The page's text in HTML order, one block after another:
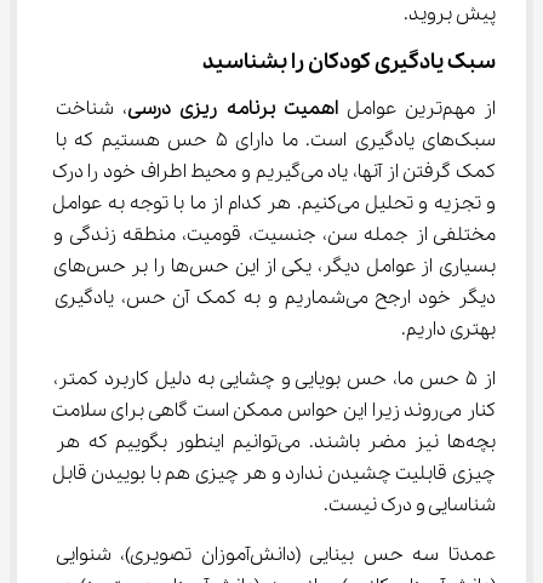
پیش بروید.
سبک یادگیری کودکان را بشناسید
از مهم‌ترین عوامل اهمیت برنامه ریزی درسی، شناخت
سبک‌های یادگیری است. ما دارای 5 حس هستیم که با
کمک گرفتن از آنها، یاد می‌گیریم و محیط اطراف خود را درک
و تجزیه و تحلیل می‌کنیم. هر کدام از ما با توجه به عوامل
مختلفی از جمله سن، جنسیت، قومیت، منطقه زندگی و
بسیاری از عوامل دیگر، یکی از این حس‌ها را بر حس‌های
دیگر خود ارجح می‌شماریم و به کمک آن حس، یادگیری
بهتری داریم.
از 5 حس ما، حس بویایی و چشایی به دلیل کاربرد کمتر،
کنار می‌روند زیرا این حواس ممکن است گاهی برای سلامت
بچه‌ها نیز مضر باشند. می‌توانیم اینطور بگوییم که هر
چیزی قابلیت چشیدن ندارد و هر چیزی هم با بوییدن قابل
شناسایی و درک نیست.
عمدتا سه حس بینایی (دانش‌آموزان تصویری)، شنوایی